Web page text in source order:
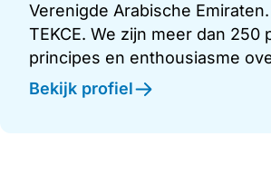
Verenigde Arabische
TEKCE. We zijn meer dan
principes en enthousiasme
Bekijk profiel